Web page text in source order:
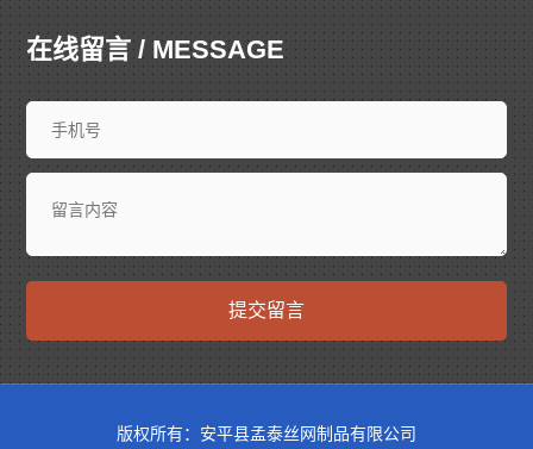
在线留言 / MESSAGE
提交留言
版权所有：安平县孟泰丝网制品有限公司